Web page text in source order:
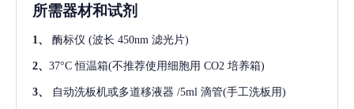
所需器材和试剂
1、 酶标仪 (波长 450nm 滤光片)
2、 37°C 恒温箱(不推荐使用细胞用 CO2 培养箱)
3、 自动洗板机或多道移液器 /5ml 滴管(手工洗板用)